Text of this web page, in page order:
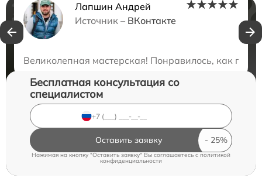
Лапшин Андрей
Источник – ВКонтакте
Великолепная мастерская! Понравилось, как
Нужна консультация?
Бесплатная консультация со
специалистом
Оставить заявку
Нажимая на кнопку "Оставить заявку" Вы соглашаетесь cполитикой
конфиденциальности